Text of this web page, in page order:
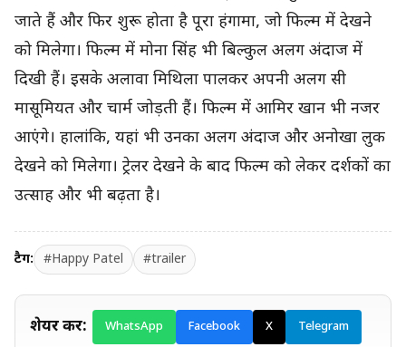
जाते हैं और फिर शुरू होता है पूरा हंगामा, जो फिल्म में देखने
को मिलेगा। फिल्म में मोना सिंह भी बिल्कुल अलग अंदाज में
दिखी हैं। इसके अलावा मिथिला पालकर अपनी अलग सी
मासूमियत और चार्म जोड़ती हैं। फिल्म में आमिर खान भी नजर
आएंगे। हालांकि, यहां भी उनका अलग अंदाज और अनोखा लुक
देखने को मिलेगा। ट्रेलर देखने के बाद फिल्म को लेकर दर्शकों का
उत्साह और भी बढ़ता है।
टैग: #Happy Patel #trailer
शेयर करें: WhatsApp Facebook X Telegram